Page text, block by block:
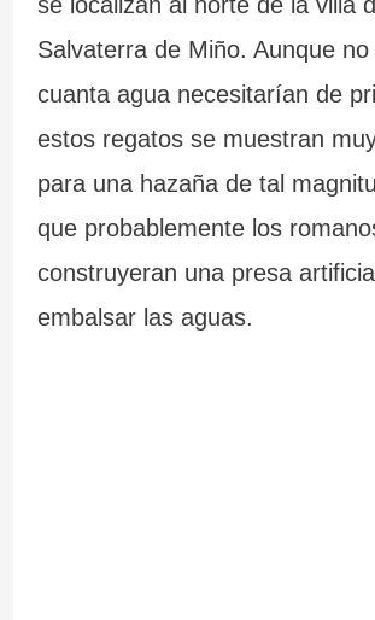
Salvaterra de Miño. Aunque
cuanta agua necesitarían de
estos regatos se muestran
para una hazaña de tal
que probablemente los
construyeran una presa
embalsar las aguas.